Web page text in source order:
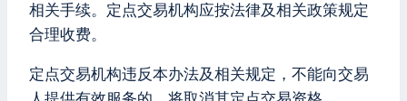
相关手续。定点交易机构应按法律及相关政策规定
合理收费。
定点交易机构违反本办法及相关规定，不能向交易